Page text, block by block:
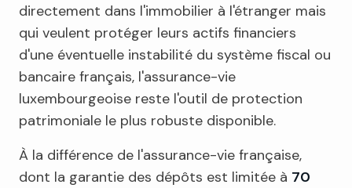
directement dans l'immobilier à l'étranger mais
qui veulent protéger leurs actifs financiers
d'une éventuelle instabilité du système fiscal ou
bancaire français, l'assurance-vie
luxembourgeoise reste l'outil de protection
patrimoniale le plus robuste disponible.
À la différence de l'assurance-vie française,
dont la garantie des dépôts est limitée à 70